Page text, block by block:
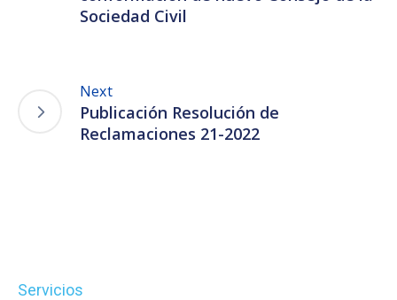
Sociedad Civil
Next
Publicación Resolución de
Reclamaciones 21-2022
Servicios